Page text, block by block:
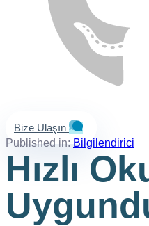
Bize Ulaşın
Published in: Bilgilendirici
Hızlı